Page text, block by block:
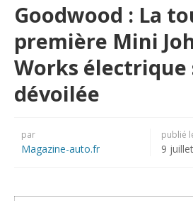
Goodwood : La
première Mini
Works électrique
dévoilée
par
Magazine-auto.fr
publié
9